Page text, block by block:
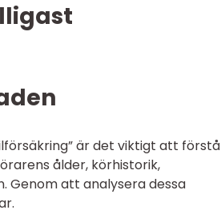
är det viktigt att förstå
ålder, körhistorik,
Genom att analysera dessa